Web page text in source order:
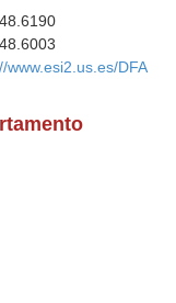
www.esi2.us.es/DFA